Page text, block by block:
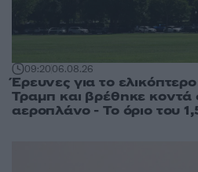
09:2006.08.26
Έρευνες για το
Τραμπ και βρέθηκε κοντά
αεροπλάνο - Το όριο του